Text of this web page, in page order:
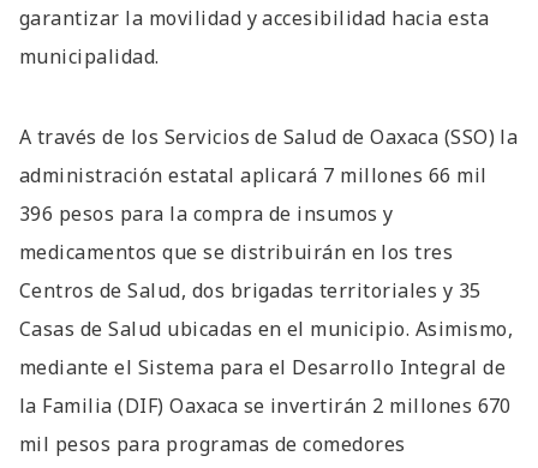
garantizar la movilidad y accesibilidad hacia esta
municipalidad.
A través de los Servicios de Salud de Oaxaca (SSO) la
administración estatal aplicará 7 millones 66 mil
396 pesos para la compra de insumos y
medicamentos que se distribuirán en los tres
Centros de Salud, dos brigadas territoriales y 35
Casas de Salud ubicadas en el municipio. Asimismo,
mediante el Sistema para el Desarrollo Integral de
la Familia (DIF) Oaxaca se invertirán 2 millones 670
mil pesos para programas de comedores